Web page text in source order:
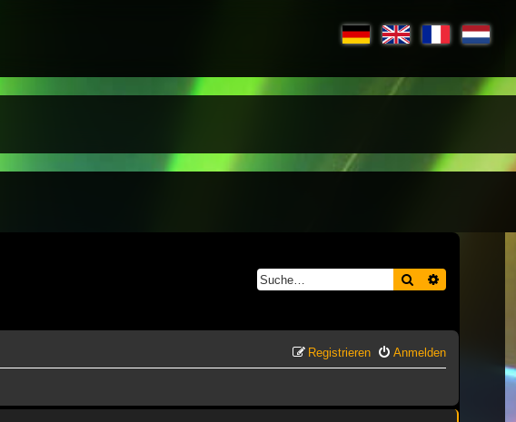
Suche
Anmelden
Registrieren